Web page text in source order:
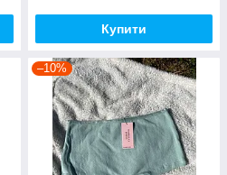
Купити
–10%